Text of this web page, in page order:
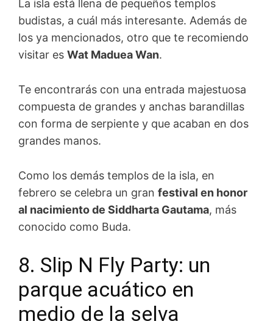
La isla está llena de pequeños templos
budistas, a cuál más interesante. Además de
los ya mencionados, otro que te recomiendo
visitar es Wat Maduea Wan.
Te encontrarás con una entrada majestuosa
compuesta de grandes y anchas barandillas
con forma de serpiente y que acaban en dos
grandes manos.
Como los demás templos de la isla, en
febrero se celebra un gran festival en honor
al nacimiento de Siddharta Gautama, más
conocido como Buda.
8. Slip N Fly Party: un
parque acuático en
medio de la selva